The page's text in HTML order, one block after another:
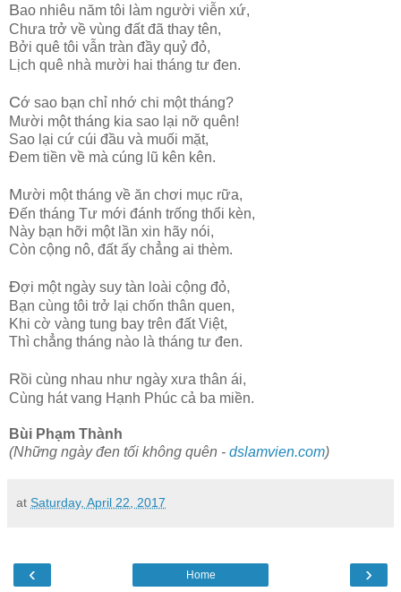
Bao nhiêu năm tôi làm người viễn xứ,
Chưa trở về vùng đất đã thay tên,
Bởi quê tôi vẫn tràn đầy quỷ đỏ,
Lịch quê nhà mười hai tháng tư đen.
Cớ sao bạn chỉ nhớ chi một tháng?
Mười một tháng kia sao lại nỡ quên!
Sao lại cứ cúi đầu và muối mặt,
Đem tiền về mà cúng lũ kên kên.
Mười một tháng về ăn chơi mục rữa,
Đến tháng Tư mới đánh trống thổi kèn,
Này bạn hỡi một lần xin hãy nói,
Còn cộng nô, đất ấy chẳng ai thèm.
Đợi một ngày suy tàn loài cộng đỏ,
Bạn cùng tôi trở lại chốn thân quen,
Khi cờ vàng tung bay trên đất Việt,
Thì chẳng tháng nào là tháng tư đen.
Rồi cùng nhau như ngày xưa thân ái,
Cùng hát vang Hạnh Phúc cả ba miền.
Bùi Phạm Thành
(Những ngày đen tối không quên - dslamvien.com)
at Saturday, April 22, 2017
‹ ›
Home